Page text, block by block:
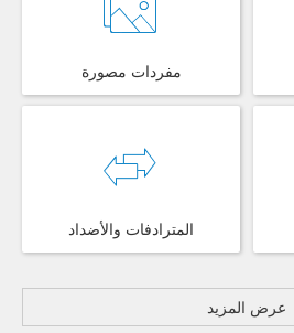
مفردات مصورة
المترادفات والأضداد
عرض المزيد